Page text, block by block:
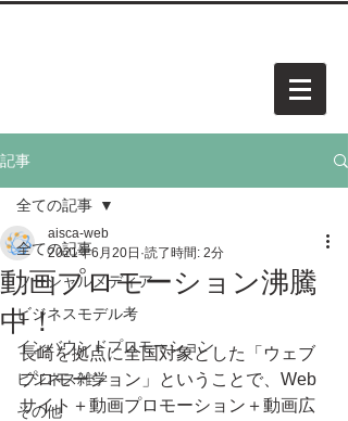
記事
全ての記事
ソーシャルメディア
ビジネスモデル考
インバウンドプロモーション
ビジネス雑学
その他
全ての記事
動画プロモーション沸騰
中！
aisca-web
2021年6月20日 読了時間: 2分
長崎を拠点に全国対象とした「ウェブ
プロモーション」ということで、Web
サイト＋動画プロモーション＋動画広